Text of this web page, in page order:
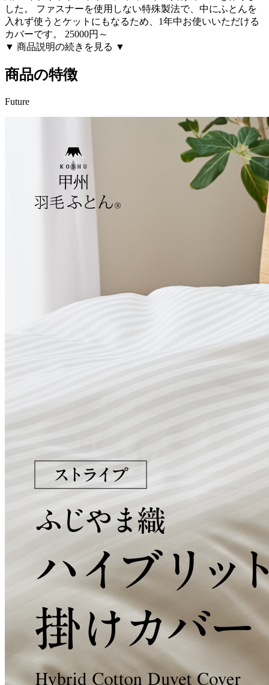
した。 ファスナーを使用しない特殊製法で、中にふとんを
入れず使うとケットにもなるため、1年中お使いいただける
カバーです。 25000円～
▼ 商品説明の続きを見る ▼
商品の特徴
Future